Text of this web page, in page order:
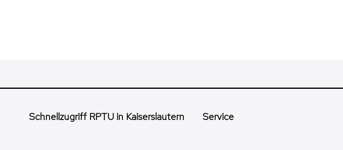
Schnellzugriff RPTU in Kaiserslautern Service